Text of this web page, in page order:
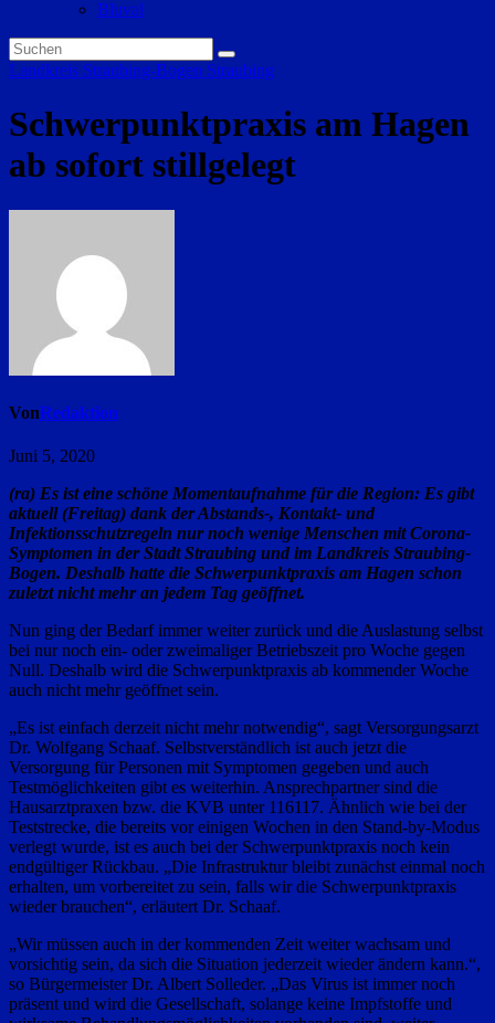
Bluval
Landkreis Straubing-Bogen Straubing
Schwerpunktpraxis am Hagen
ab sofort stillgelegt
VonRedaktion
Juni 5, 2020
(ra) Es ist eine schöne Momentaufnahme für die Region: Es gibt
aktuell (Freitag) dank der Abstands-, Kontakt- und
Infektionsschutzregeln nur noch wenige Menschen mit Corona-
Symptomen in der Stadt Straubing und im Landkreis Straubing-
Bogen. Deshalb hatte die Schwerpunktpraxis am Hagen schon
zuletzt nicht mehr an jedem Tag geöffnet.
Nun ging der Bedarf immer weiter zurück und die Auslastung selbst
bei nur noch ein- oder zweimaliger Betriebszeit pro Woche gegen
Null. Deshalb wird die Schwerpunktpraxis ab kommender Woche
auch nicht mehr geöffnet sein.
„Es ist einfach derzeit nicht mehr notwendig“, sagt Versorgungsarzt
Dr. Wolfgang Schaaf. Selbstverständlich ist auch jetzt die
Versorgung für Personen mit Symptomen gegeben und auch
Testmöglichkeiten gibt es weiterhin. Ansprechpartner sind die
Hausarztpraxen bzw. die KVB unter 116117. Ähnlich wie bei der
Teststrecke, die bereits vor einigen Wochen in den Stand-by-Modus
verlegt wurde, ist es auch bei der Schwerpunktpraxis noch kein
endgültiger Rückbau. „Die Infrastruktur bleibt zunächst einmal noch
erhalten, um vorbereitet zu sein, falls wir die Schwerpunktpraxis
wieder brauchen“, erläutert Dr. Schaaf.
„Wir müssen auch in der kommenden Zeit weiter wachsam und
vorsichtig sein, da sich die Situation jederzeit wieder ändern kann.“,
so Bürgermeister Dr. Albert Solleder. „Das Virus ist immer noch
präsent und wird die Gesellschaft, solange keine Impfstoffe und